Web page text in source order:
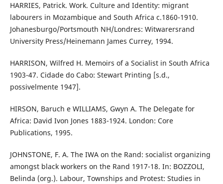
HARRIES, Patrick. Work. Culture and Identity: migrant
labourers in Mozambique and South Africa c.1860-1910.
Johanesburgo/Portsmouth NH/Londres: Witwarersrand
University Press/Heinemann James Currey, 1994.
HARRISON, Wilfred H. Memoirs of a Socialist in South Africa
1903-47. Cidade do Cabo: Stewart Printing [s.d.,
possivelmente 1947].
HIRSON, Baruch e WILLIAMS, Gwyn A. The Delegate for
Africa: David Ivon Jones 1883-1924. London: Core
Publications, 1995.
JOHNSTONE, F. A. The IWA on the Rand: socialist organizing
amongst black workers on the Rand 1917-18. In: BOZZOLI,
Belinda (org.). Labour, Townships and Protest: Studies in